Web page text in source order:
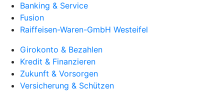
Banking & Service
Fusion
Raiffeisen-Waren-GmbH Westeifel
Girokonto & Bezahlen
Kredit & Finanzieren
Zukunft & Vorsorgen
Versicherung & Schützen